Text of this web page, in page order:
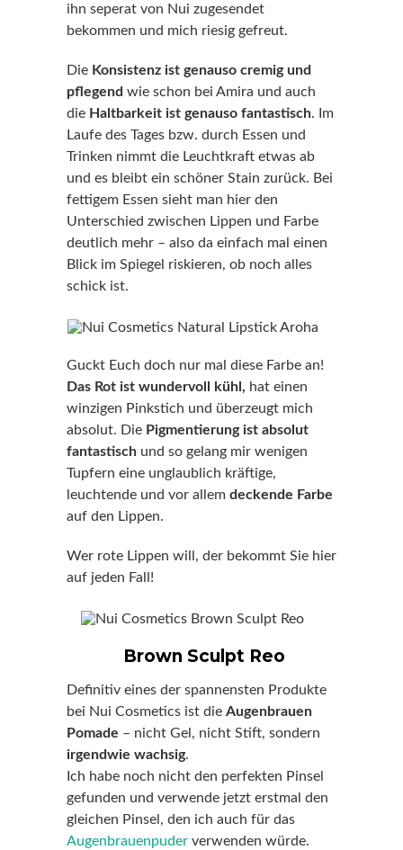
ihn seperat von Nui zugesendet
bekommen und mich riesig gefreut.
Die Konsistenz ist genauso cremig und
pflegend wie schon bei Amira und auch
die Haltbarkeit ist genauso fantastisch. Im
Laufe des Tages bzw. durch Essen und
Trinken nimmt die Leuchtkraft etwas ab
und es bleibt ein schöner Stain zurück. Bei
fettigem Essen sieht man hier den
Unterschied zwischen Lippen und Farbe
deutlich mehr – also da einfach mal einen
Blick im Spiegel riskieren, ob noch alles
schick ist.
Guckt Euch doch nur mal diese Farbe an!
Das Rot ist wundervoll kühl, hat einen
winzigen Pinkstich und überzeugt mich
absolut. Die Pigmentierung ist absolut
fantastisch und so gelang mir wenigen
Tupfern eine unglaublich kräftige,
leuchtende und vor allem deckende Farbe
auf den Lippen.
Wer rote Lippen will, der bekommt Sie hier
auf jeden Fall!
Brown Sculpt Reo
Definitiv eines der spannensten Produkte
bei Nui Cosmetics ist die Augenbrauen
Pomade – nicht Gel, nicht Stift, sondern
irgendwie wachsig.
Ich habe noch nicht den perfekten Pinsel
gefunden und verwende jetzt erstmal den
gleichen Pinsel, den ich auch für das
Augenbrauenpuder verwenden würde.